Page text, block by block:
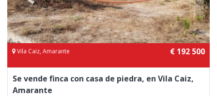
Vila Caiz, Amarante € 192 500
Se vende finca con casa de piedra, en Vila Caiz,
Amarante